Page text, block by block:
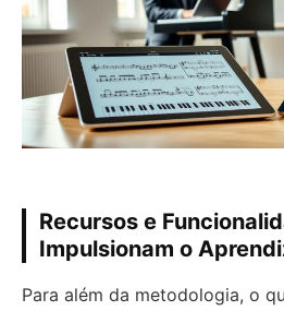
Recursos e
Impulsionam o
Para além da metodologia, o